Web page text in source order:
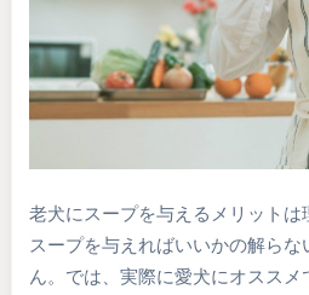
老犬にスープを与えるメリット
スープを与えればいいかの解ら
ん。では、実際に愛犬にオスス